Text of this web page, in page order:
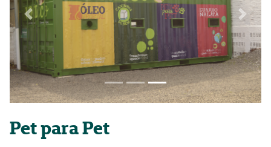
Focus first slide
Focus second slide
Focus third slide
Previous Next
Pet para Pet